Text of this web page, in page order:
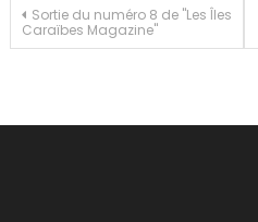
Navigation
l’article
Sortie du numéro 8 de "Les Îles
Caraïbes Magazine"